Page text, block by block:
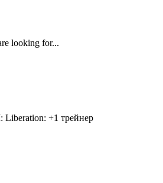
looking for...
Liberation: +1 трейнер